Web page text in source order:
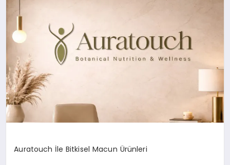
Auratouch İle Bitkisel Macun Ürünleri